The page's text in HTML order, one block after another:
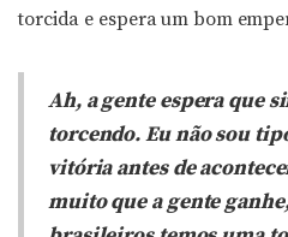
torcida e espera um bom
Ah, a gente espera que
torcendo. Eu não sou
vitória antes de
muito que a gente